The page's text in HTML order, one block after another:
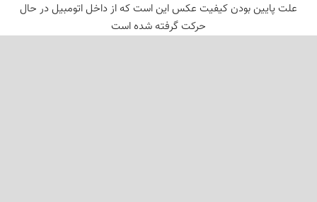
علت پایین بودن كیفیت عكس این است كه از داخل اتومبیل در حال
حركت گرفته شده است